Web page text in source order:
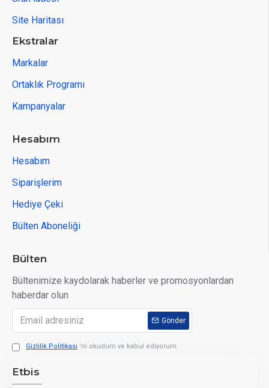
Site Haritası
Ekstralar
Markalar
Ortaklık Programı
Kampanyalar
Hesabım
Hesabım
Siparişlerim
Hediye Çeki
Bülten Aboneliği
Bülten
Bültenimize kaydolarak haberler ve promosyonlardan
haberdar olun
Gönder
Gizlilik Politikası 'ni okudum ve kabul ediyorum.
Etbis